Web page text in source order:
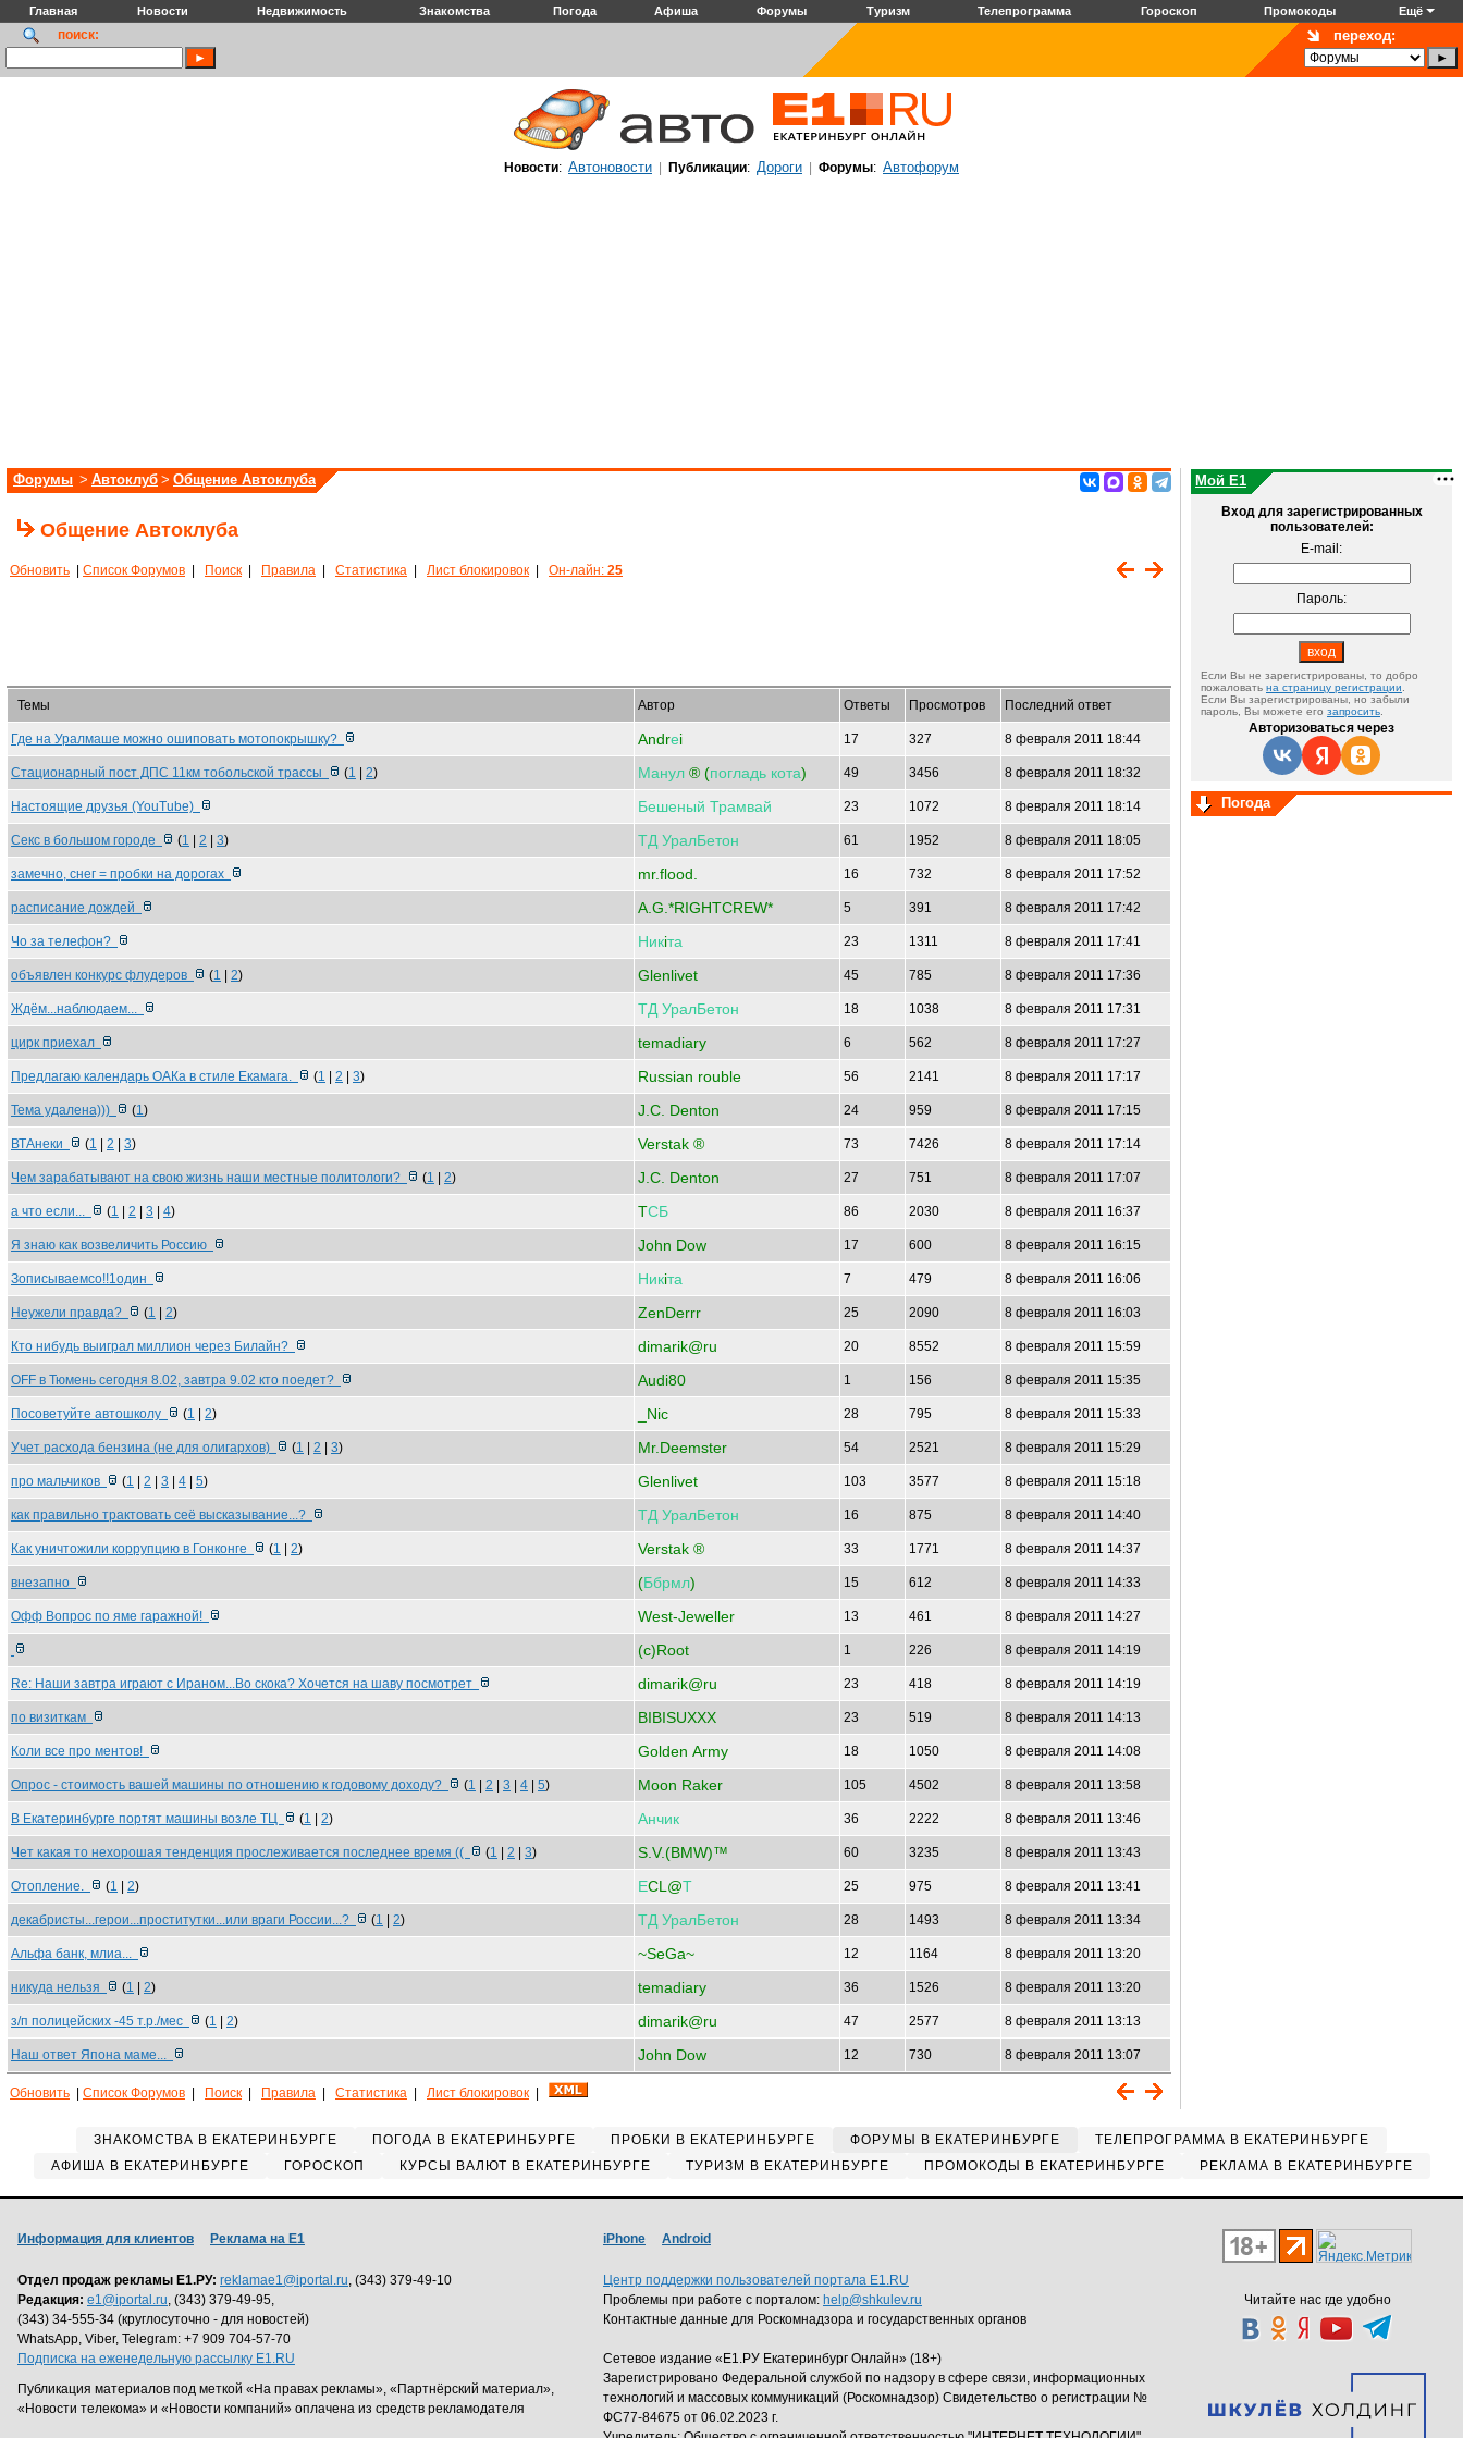
Главная Новости Недвижимость Знакомства Погода Афиша Форумы Туризм Телепрограмма Гороскоп Промокоды Ещё
поиск: переход:
Новости: Автоновости Публикации: Дороги Форумы: Автофорум
Форумы > Автоклуб > Общение Автоклуба
Общение Автоклуба
Обновить Список Форумов Поиск Правила Статистика Лист блокировок Он-лайн: 25
Темы Автор Ответы Просмотров Последний ответ
Где на Уралмаше можно ошиповать мотопокрышку? Andrеi 17 327 8 февраля 2011 18:44
Стационарный пост ДПС 11км тобольской трассы (1 2) Манул ® (погладь кота) 49 3456 8 февраля 2011 18:32
Настоящие друзья (YouTube) Бешеный Трамвай 23 1072 8 февраля 2011 18:14
Секс в большом городе (1 2 3) ТД УралБетон 61 1952 8 февраля 2011 18:05
замечно, снег = пробки на дорогах mr.flood. 16 732 8 февраля 2011 17:52
расписание дождей A.G.*RIGHTCREW* 5 391 8 февраля 2011 17:42
Чо за телефон? Никiта 23 1311 8 февраля 2011 17:41
объявлен конкурс флудеров (1 2) Glenlivet 45 785 8 февраля 2011 17:36
Ждём...наблюдаем... ТД УралБетон 18 1038 8 февраля 2011 17:31
цирк приехал temadiary 6 562 8 февраля 2011 17:27
Предлагаю календарь ОАКа в стиле Екамага. (1 2 3) Russian rouble 56 2141 8 февраля 2011 17:17
Тема удалена))) (1) J.C. Denton 24 959 8 февраля 2011 17:15
ВТАнеки (1 2 3) Verstak ® 73 7426 8 февраля 2011 17:14
Чем зарабатывают на свою жизнь наши местные политологи? (1 2) J.C. Denton 27 751 8 февраля 2011 17:07
а что если... (1 2 3 4) TСБ 86 2030 8 февраля 2011 16:37
Я знаю как возвеличить Россию John Dow 17 600 8 февраля 2011 16:15
Зописываемсо!!1один Никiта 7 479 8 февраля 2011 16:06
Неужели правда? (1 2) ZenDerrr 25 2090 8 февраля 2011 16:03
Кто нибудь выиграл миллион через Билайн? dimarik@ru 20 8552 8 февраля 2011 15:59
OFF в Тюмень сегодня 8.02, завтра 9.02 кто поедет? Audi80 1 156 8 февраля 2011 15:35
Посоветуйте автошколу (1 2) _Nic 28 795 8 февраля 2011 15:33
Учет расхода бензина (не для олигархов) (1 2 3) Mr.Deemster 54 2521 8 февраля 2011 15:29
про мальчиков (1 2 3 4 5) Glenlivet 103 3577 8 февраля 2011 15:18
как правильно трактовать сеё высказывание...? ТД УралБетон 16 875 8 февраля 2011 14:40
Как уничтожили коррупцию в Гонконге (1 2) Verstak ® 33 1771 8 февраля 2011 14:37
внезапно (Ббрмл) 15 612 8 февраля 2011 14:33
Офф Вопрос по яме гаражной! West-Jeweller 13 461 8 февраля 2011 14:27
(c)Root 1 226 8 февраля 2011 14:19
Re: Наши завтра играют с Ираном...Во скока? Хочется на шаву посмотрет dimarik@ru 23 418 8 февраля 2011 14:19
по визиткам BIBISUXXX 23 519 8 февраля 2011 14:13
Коли все про ментов! Golden Army 18 1050 8 февраля 2011 14:08
Опрос - стоимость вашей машины по отношению к годовому доходу? (1 2 3 4 5) Moon Raker 105 4502 8 февраля 2011 13:58
В Екатеринбурге портят машины возле ТЦ (1 2) Анчик 36 2222 8 февраля 2011 13:46
Чет какая то нехорошая тенденция прослеживается последнее время (( (1 2 3) S.V.(BMW)™ 60 3235 8 февраля 2011 13:43
Отопление. (1 2) ЕCL@Т 25 975 8 февраля 2011 13:41
декабристы...герои...проститутки...или враги России...? (1 2) ТД УралБетон 28 1493 8 февраля 2011 13:34
Альфа банк, млиа... ~SeGa~ 12 1164 8 февраля 2011 13:20
никуда нельзя (1 2) temadiary 36 1526 8 февраля 2011 13:20
з/п полицейских -45 т.р./мес (1 2) dimarik@ru 47 2577 8 февраля 2011 13:13
Наш ответ Япона маме... John Dow 12 730 8 февраля 2011 13:07
Обновить Список Форумов Поиск Правила Статистика Лист блокировок
Мой E1
Вход для зарегистрированных
пользователей:
E-mail:
Пароль:
Если Вы не зарегистрированы, то добро
пожаловать на страницу регистрации
Если Вы зарегистрированы, но забыли
пароль, Вы можете его запросить
Авторизоваться через
Погода
ЗНАКОМСТВА В ЕКАТЕРИНБУРГЕ ПОГОДА В ЕКАТЕРИНБУРГЕ ПРОБКИ В ЕКАТЕРИНБУРГЕ ФОРУМЫ В ЕКАТЕРИНБУРГЕ
ТЕЛЕПРОГРАММА В ЕКАТЕРИНБУРГЕ
АФИША В ЕКАТЕРИНБУРГЕ
ГОРОСКОП КУРСЫ ВАЛЮТ В ЕКАТЕРИНБУРГЕ ТУРИЗМ В ЕКАТЕРИНБУРГЕ ПРОМОКОДЫ В ЕКАТЕРИНБУРГЕ РЕКЛАМА В ЕКАТЕРИНБУРГЕ
Читайте нас где удобно
Информация для клиентов Реклама на Е1
Отдел продаж рекламы Е1.РУ: reklamae1@iportal.ru, (343) 379-49-10
Редакция: e1@iportal.ru, (343) 379-49-95,
(343) 34-555-34 (круглосуточно - для новостей)
WhatsApp, Viber, Telegram: +7 909 704-57-70
Подписка на еженедельную рассылку E1.RU
Публикация материалов под меткой «На правах рекламы», «Партнёрский материал»,
«Новости телекома» и «Новости компаний» оплачена из средств рекламодателя
iPhone Android
Центр поддержки пользователей портала E1.RU
Проблемы при работе с порталом: help@shkulev.ru
Контактные данные для Роскомнадзора и государственных органов
Сетевое издание «Е1.РУ Екатеринбург Онлайн» (18+)
Зарегистрировано Федеральной службой по надзору в сфере связи, информационных
технологий и массовых коммуникаций (Роскомнадзор) Свидетельство о регистрации №
ФС77-84675 от 06.02.2023 г.